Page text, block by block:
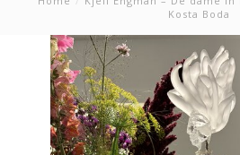
Kosta Boda